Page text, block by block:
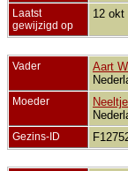
Laatst
gewijzigd op
12 okt
Vader Aart
Moeder
Gezins-ID